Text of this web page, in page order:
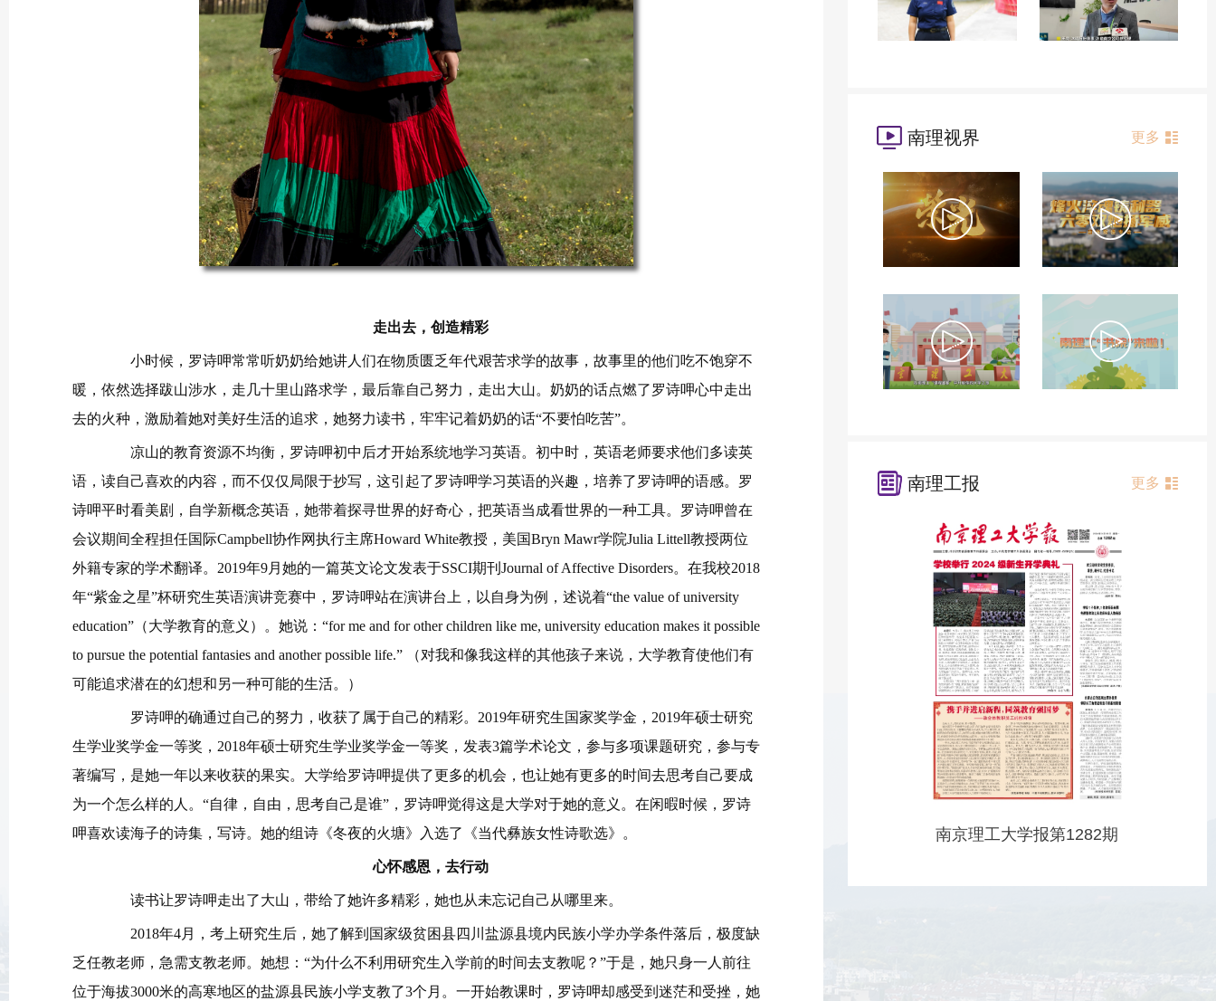
走出去，创造精彩
小时候，罗诗呷常常听奶奶给她讲人们在物质匮乏年代艰苦求学的故事，故事里的他们吃不饱穿不
暖，依然选择跋山涉水，走几十里山路求学，最后靠自己努力，走出大山。奶奶的话点燃了罗诗呷心中走出
去的火种，激励着她对美好生活的追求，她努力读书，牢牢记着奶奶的话“不要怕吃苦”。
凉山的教育资源不均衡，罗诗呷初中后才开始系统地学习英语。初中时，英语老师要求他们多读英
语，读自己喜欢的内容，而不仅仅局限于抄写，这引起了罗诗呷学习英语的兴趣，培养了罗诗呷的语感。罗
诗呷平时看美剧，自学新概念英语，她带着探寻世界的好奇心，把英语当成看世界的一种工具。罗诗呷曾在
会议期间全程担任国际Campbell协作网执行主席Howard White教授，美国Bryn Mawr学院Julia Littell教授两位
外籍专家的学术翻译。2019年9月她的一篇英文论文发表于SSCI期刊Journal of Affective Disorders。在我校2018
年“紫金之星”杯研究生英语演讲竞赛中，罗诗呷站在演讲台上，以自身为例，述说着“the value of university
education”（大学教育的意义）。她说：“for me and for other children like me, university education makes it possible
to pursue the potential fantasies and another possible life.” （对我和像我这样的其他孩子来说，大学教育使他们有
可能追求潜在的幻想和另一种可能的生活。）
罗诗呷的确通过自己的努力，收获了属于自己的精彩。2019年研究生国家奖学金，2019年硕士研究
生学业奖学金一等奖，2018年硕士研究生学业奖学金一等奖，发表3篇学术论文，参与多项课题研究，参与专
著编写，是她一年以来收获的果实。大学给罗诗呷提供了更多的机会，也让她有更多的时间去思考自己要成
为一个怎么样的人。“自律，自由，思考自己是谁”，罗诗呷觉得这是大学对于她的意义。在闲暇时候，罗诗
呷喜欢读海子的诗集，写诗。她的组诗《冬夜的火塘》入选了《当代彝族女性诗歌选》。
心怀感恩，去行动
读书让罗诗呷走出了大山，带给了她许多精彩，她也从未忘记自己从哪里来。
2018年4月，考上研究生后，她了解到国家级贫困县四川盐源县境内民族小学办学条件落后，极度缺
乏任教老师，急需支教老师。她想：“为什么不利用研究生入学前的时间去支教呢？”于是，她只身一人前往
位于海拔3000米的高寒地区的盐源县民族小学支教了3个月。一开始教课时，罗诗呷却感受到迷茫和受挫，她
南理视界 更多
南理工报 更多
南京理工大学报第1282期